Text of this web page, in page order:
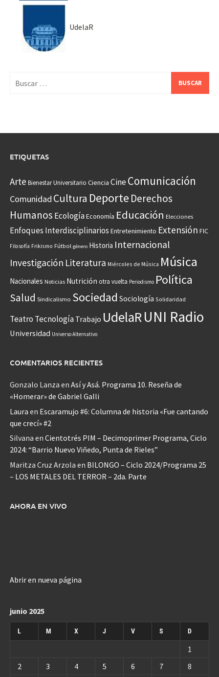
UdelaR
ETIQUETAS
Arte Bienestar Universitario Ciencia CineComunicación
Comunidad Cultura Deporte Derechos
Humanos EcologíaEconomía Educación Elecciones
Enfoques Interdisciplinarios Entretenimiento Extensión FIC
Filosofía Frikismo Fútbol género Historia Internacional
Investigación Literatura Miércoles de Música Música
Nacionales Noticias Nutrición otra vuelta Periodismo Política
Salud Sindicalismo Sociedad Sociología Solidaridad
Teatro Tecnología Trabajo UdelaRUNI Radio
Universidad Universo Alternativo
COMENTARIOS RECIENTES
Gonzalo Lanza en Así y Asá. Programa 10. Reseña de
«Homerar» de Gabriel Galli
Laura en Escaramujo #6: Columna de historia «Fue cantando
que crecí» #2
Silvana en Cientotrés PIM – Decimoprimer Programa, Ciclo
2024: “Barrio Nuevo Viñedo, Punta de Rieles”
Maritza Cruz Arzola en BILONGO – Ciclo 2024/Programa 25
– LOS METALES DEL TERROR – 2da. Parte
AHORA EN VIVO
Abrir en nueva página
junio 2025
L M X J V S D
1
2
3 4 5 6 7 8